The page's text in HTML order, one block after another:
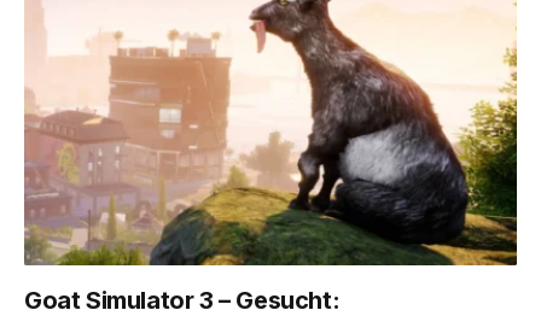
Goat Simulator 3 – Gesucht: